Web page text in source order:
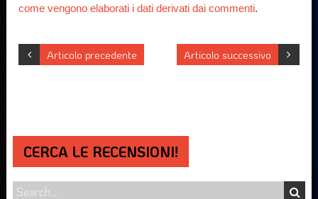
come vengono elaborati i dati derivati dai commenti.
Articolo successivo
Articolo precedente
CERCA LE RECENSIONI!